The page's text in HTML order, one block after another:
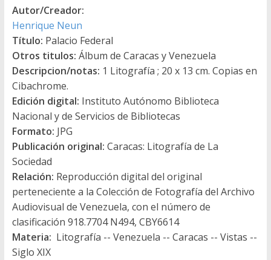
Autor/Creador:
Henrique Neun
Título: Palacio Federal
Otros titulos: Álbum de Caracas y Venezuela
Descripcion/notas: 1 Litografía ; 20 x 13 cm. Copias en
Cibachrome.
Edición digital: Instituto Autónomo Biblioteca
Nacional y de Servicios de Bibliotecas
Formato: JPG
Publicación original: Caracas: Litografía de La
Sociedad
Relación: Reproducción digital del original
perteneciente a la Colección de Fotografía del Archivo
Audiovisual de Venezuela, con el número de
clasificación 918.7704 N494, CBY6614
Materia: Litografía -- Venezuela -- Caracas -- Vistas --
Siglo XIX